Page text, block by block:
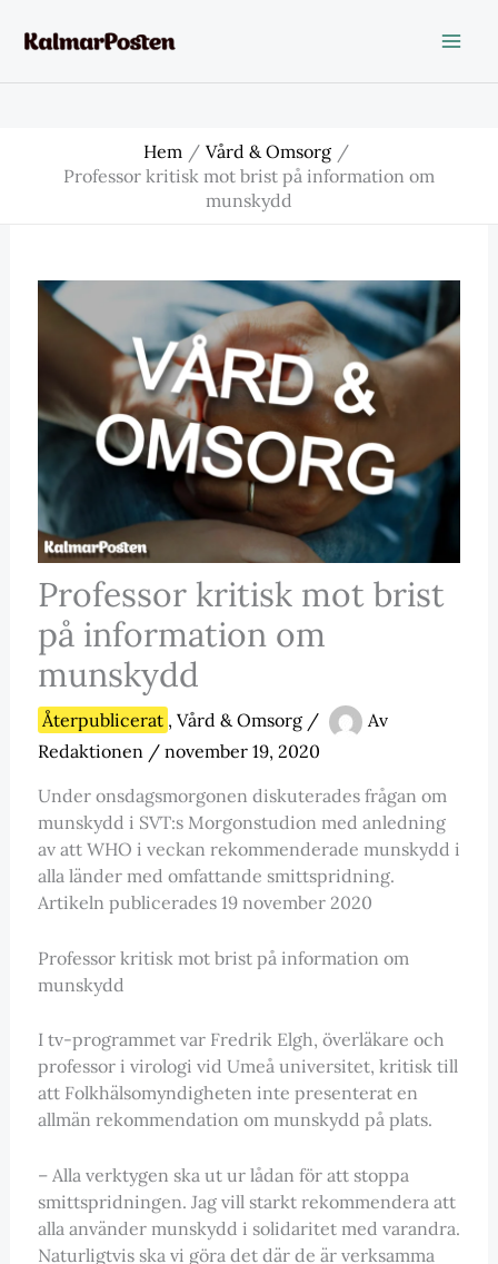
Hem
Vård & Omsorg
Professor kritisk mot brist på information om
munskydd
Professor kritisk mot brist
på information om
munskydd
Återpublicerat , Vård & Omsorg/
Av
Redaktionen / november 19, 2020
Under onsdagsmorgonen diskuterades frågan om
munskydd i SVT:s Morgonstudion med anledning
av att WHO i veckan rekommenderade munskydd i
alla länder med omfattande smittspridning.
Artikeln publicerades 19 november 2020
Professor kritisk mot brist på information om
munskydd
I tv-programmet var Fredrik Elgh, överläkare och
professor i virologi vid Umeå universitet, kritisk till
att Folkhälsomyndigheten inte presenterat en
allmän rekommendation om munskydd på plats.
– Alla verktygen ska ut ur lådan för att stoppa
smittspridningen. Jag vill starkt rekommendera att
alla använder munskydd i solidaritet med varandra.
Naturligtvis ska vi göra det där de är verksamma